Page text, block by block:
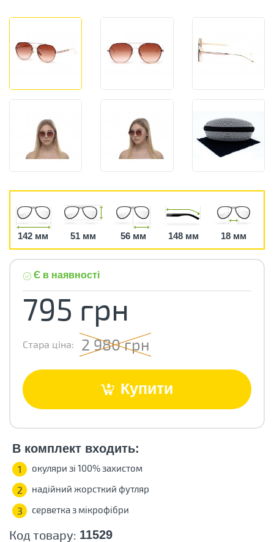
142 мм 51 мм 56 мм 148 мм 18 мм
Код товару: 11529
Є в наявності
795 грн
Стара ціна: 2 980 грн
Купити
В комплект входить:
1 окуляри зі 100% захистом
2 надійний жорсткий футляр
3 серветка з мікрофібри